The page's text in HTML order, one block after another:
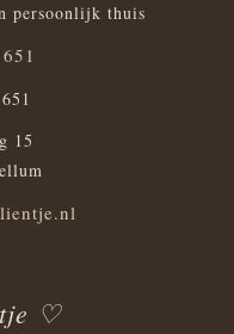
persoonlijk thuis
15
♡